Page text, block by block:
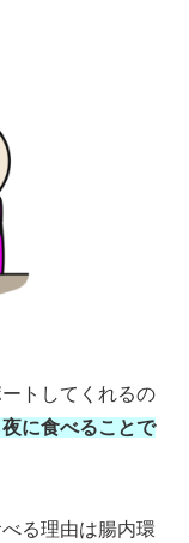
トしてくれるの
に食べることで
る理由は腸内環